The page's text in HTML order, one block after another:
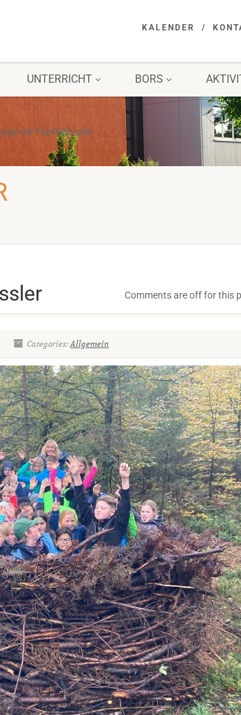
KALENDER
UNTERRICHT BORS
der Fünftklässler
Comments are off for this
Categories:Allgemein